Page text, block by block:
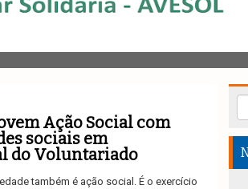
Ação Social com
sociais em
do Voluntariado
também é ação social. É o exercício